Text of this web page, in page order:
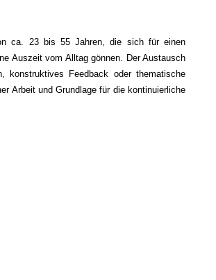
ca. 23 bis 55 Jahren, die sich für einen
Auszeit vom Alltag gönnen. Der Austausch
Feedback oder thematische
Arbeit und Grundlage für die kontinuierliche